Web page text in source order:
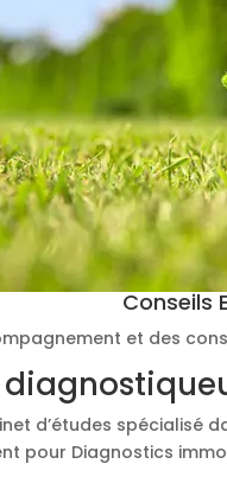
Conseils
et des
d’études spécialisé
pour Diagnostics